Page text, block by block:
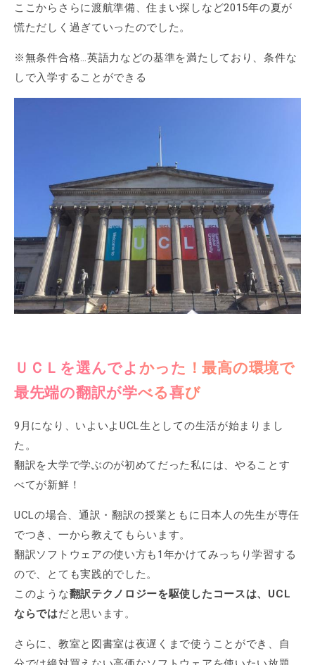
ここからさらに渡航準備、住まい探しなど2015年の夏が
慌ただしく過ぎていったのでした。
※無条件合格…英語力などの基準を満たしており、条件な
しで入学することができる
ＵＣＬを選んでよかった！最高の環境で
最先端の翻訳が学べる喜び
9月になり、いよいよUCL生としての生活が始まりまし
た。
翻訳を大学で学ぶのが初めてだった私には、やることす
べてが新鮮！
UCLの場合、通訳・翻訳の授業ともに日本人の先生が専任
でつき、一から教えてもらいます。
翻訳ソフトウェアの使い方も1年かけてみっちり学習する
ので、とても実践的でした。
このような翻訳テクノロジーを駆使したコースは、UCL
ならではだと思います。
さらに、教室と図書室は夜遅くまで使うことができ、自